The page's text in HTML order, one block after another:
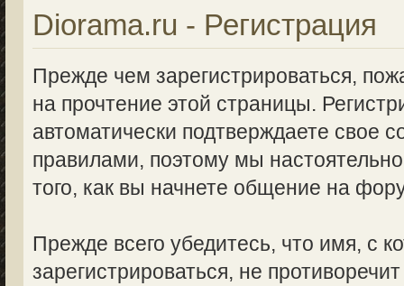
Diorama.ru - Регистрация
Прежде чем зарегистрироваться,
на прочтение этой страницы.
автоматически подтверждаете свое
правилами, поэтому мы
того, как вы начнете общение на
Прежде всего убедитесь, что имя, с
зарегистрироваться, не